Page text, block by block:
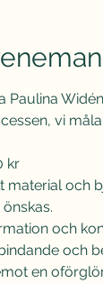
Paulina
vi
kr
material och
och
och
en